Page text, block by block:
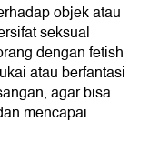
objek atau
seksual
dengan fetish
atau berfantasi
agar bisa
mencapai